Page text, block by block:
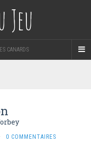
Jeu
CANARDS
0 COMMENTAIRES